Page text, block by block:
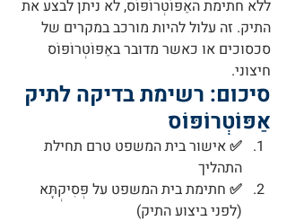
ללא חתימת האַפּוֹטְרוֹפּוֹס, לא ניתן לבצע את
התיק. זה עלול להיות מורכב במקרים של
סכסוכים או כאשר מדובר באַפּוֹטְרוֹפּוֹס
חיצוני.
סיכום: רשימת בדיקה לתיק
אַפּוֹטְרוֹפּוֹס
✅ אישור בית המשפט טרם תחילת
התהליך
✅ חתימת בית המשפט על פְּסִיקְתָּא
(לפני ביצוע התיק)